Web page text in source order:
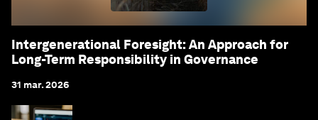
Intergenerational Foresight: An Approach for
Long-Term Responsibility in Governance
31 mar. 2026